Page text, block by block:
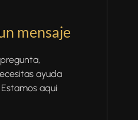
mensaje
ayuda
aquí